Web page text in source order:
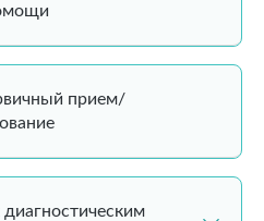
прием/